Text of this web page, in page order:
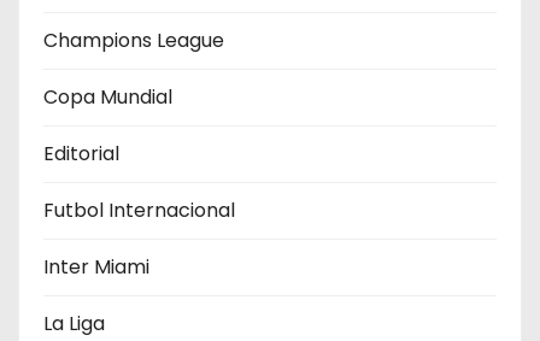
n
t
r
a
Champions League
Copa Mundial
Editorial
Futbol Internacional
Inter Miami
La Liga